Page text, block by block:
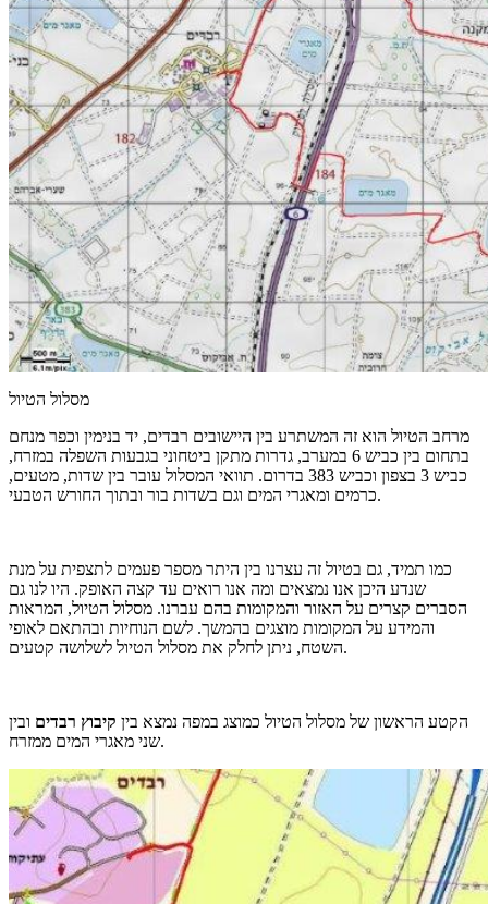
מסלול הטיול
מרחב הטיול הוא זה המשתרע בין היישובים רבדים, יד בנימין וכפר מנחם
בתחום בין כביש 6 במערב, גדרות מתקן ביטחוני בגבעות השפלה במזרח,
כביש 3 בצפון וכביש 383 בדרום. תוואי המסלול עובר בין שדות, מטעים,
כרמים ומאגרי המים וגם בשדות בור ובתוך החורש הטבעי.
כמו תמיד, גם בטיול זה עצרנו בין היתר מספר פעמים לתצפית על מנת
שנדע היכן אנו נמצאים ומה אנו רואים עד קצה האופק. היו לנו גם
הסברים קצרים על האזור והמקומות בהם עברנו. מסלול הטיול, המראות
והמידע על המקומות מוצגים בהמשך. לשם הנוחיות ובהתאם לאופי
השטח, ניתן לחלק את מסלול הטיול לשלושה קטעים.
הקטע הראשון של מסלול הטיול כמוצג במפה נמצא בין קיבוץ רבדים ובין
שני מאגרי המים ממזרח.